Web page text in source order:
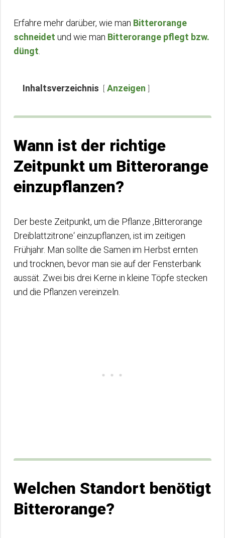
Erfahre mehr darüber, wie man Bitterorange
schneidet und wie man Bitterorange pflegt bzw.
düngt
Inhaltsverzeichnis Anzeigen
Wann ist der richtige
Zeitpunkt um Bitterorange
einzupflanzen?
Der beste Zeitpunkt, um die Pflanze ‚Bitterorange
Dreiblattzitrone‘ einzupflanzen, ist im zeitigen
Frühjahr. Man sollte die Samen im Herbst ernten
und trocknen, bevor man sie auf der Fensterbank
aussät. Zwei bis drei Kerne in kleine Töpfe stecken
und die Pflanzen vereinzeln.
Welchen Standort benötigt
Bitterorange?